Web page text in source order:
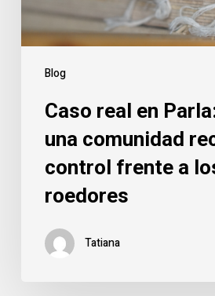
Blog
control
frente
roedores
Caso real en
una comunidad
control frente a
roedores
Tatiana